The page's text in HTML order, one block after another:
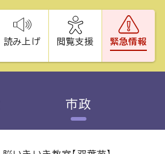
読み上げ 閲覧支援 緊急情報
市政